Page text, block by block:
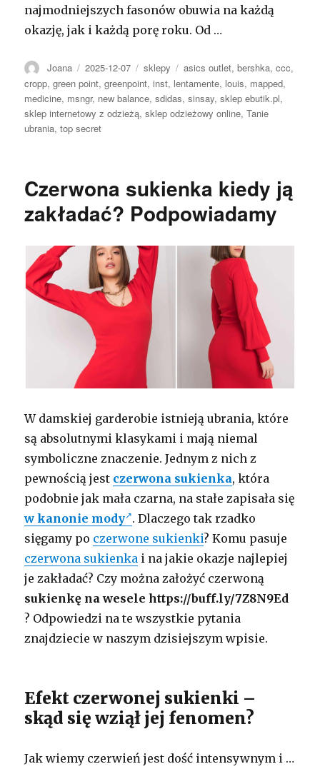
najmodniejszych fasonów obuwia na każdą
okazję, jak i każdą porę roku. Od …
Autor
Joana Opublikowano
2025-12-07 Kategorie
sklepy Tagi
asics outlet,bershka,ccc,
cropp,green point,greenpoint,inst, lentamente, louis, mapped,
medicine, msngr, new balance,sdidas,sinsay,sklep ebutik.pl,
sklep internetowy z odzieżą,sklep odzieżowy online,Tanie
ubrania,top secret
Czerwona sukienka kiedy ją
zakładać? Podpowiadamy
W damskiej garderobie istnieją ubrania, które
są absolutnymi klasykami i mają niemal
symboliczne znaczenie. Jednym z nich z
pewnością jest czerwona sukienka, która
podobnie jak mała czarna, na stałe zapisała się
w kanonie mody . Dlaczego tak rzadko
sięgamy po czerwone sukienki? Komu pasuje
czerwona sukienka i na jakie okazje najlepiej
je zakładać? Czy można założyć czerwoną
sukienkę na wesele https://buff.ly/7Z8N9Ed
? Odpowiedzi na te wszystkie pytania
znajdziecie w naszym dzisiejszym wpisie.
Efekt czerwonej sukienki –
skąd się wziął jej fenomen?
Jak wiemy czerwień jest dość intensywnym i …